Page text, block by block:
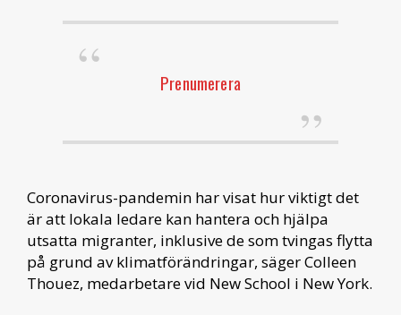
Prenumerera
Coronavirus-pandemin har visat hur viktigt det
är att lokala ledare kan hantera och hjälpa
utsatta migranter, inklusive de som tvingas flytta
på grund av klimatförändringar, säger Colleen
Thouez, medarbetare vid New School i New York.